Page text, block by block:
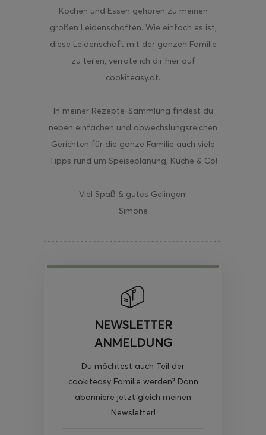
Kochen und Essen gehören zu meinen
großen Leidenschaften. Wie einfach es ist,
diese Leidenschaft mit der ganzen Familie
zu teilen, verrate ich dir hier auf
cookiteasy.at.
In meiner Rezepte-Sammlung findest du
neben einfachen und abwechslungsreichen
Gerichten für die ganze Familie auch viele
Tipps rund um Speiseplanung, Küche & Co!
Viel Spaß & gutes Gelingen!
Simone
NEWSLETTER
ANMELDUNG
Du möchtest auch Teil der
cookiteasy Familie werden? Dann
abonniere jetzt gleich meinen
Newsletter!